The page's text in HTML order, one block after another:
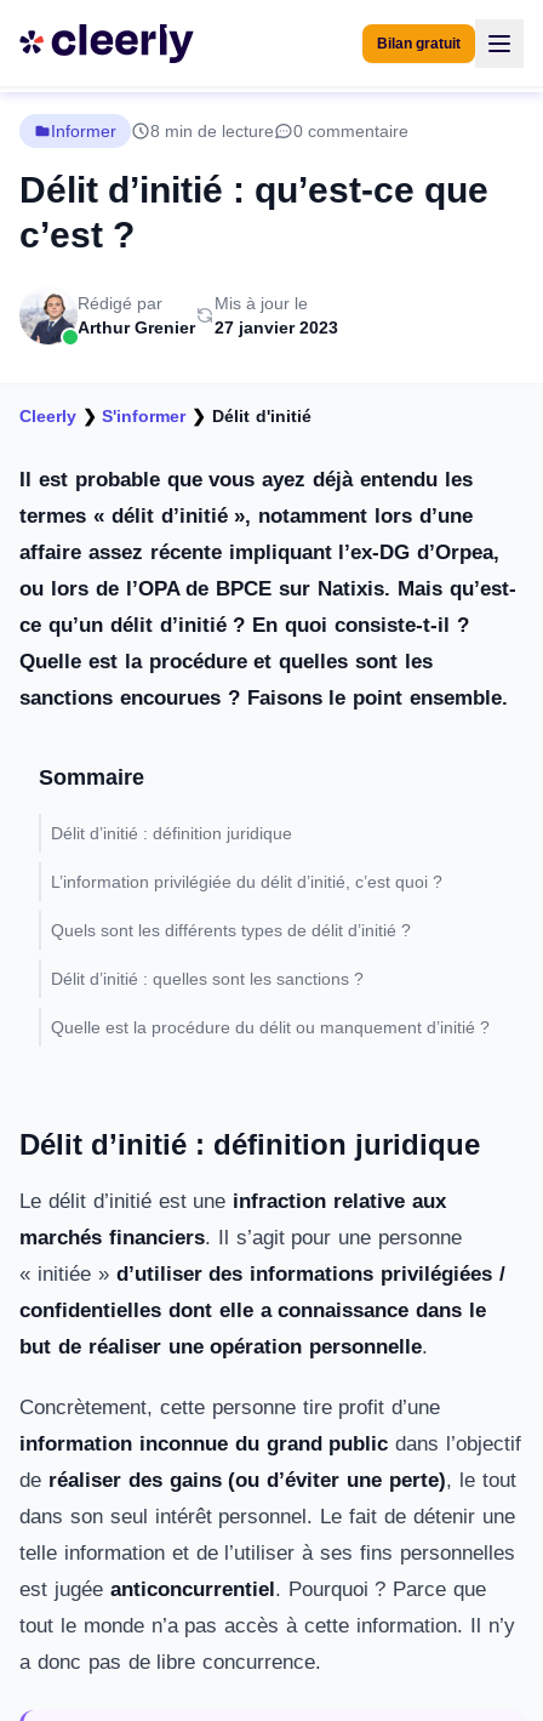
Bilan gratuit
Informer 8 min de lecture 0 commentaire
Délit d’initié : qu’est-ce que
c’est ?
Rédigé par
Arthur Grenier
Mis à jour le
27 janvier 2023
Cleerly ❯S'informer❯ Délit d'initié
Il est probable que vous ayez déjà entendu les
termes « délit d’initié », notamment lors d’une
affaire assez récente impliquant l’ex-DG d’Orpea,
ou lors de l’OPA de BPCE sur Natixis. Mais qu’est-
ce qu’un délit d’initié ? En quoi consiste-t-il ?
Quelle est la procédure et quelles sont les
sanctions encourues ? Faisons le point ensemble.
Sommaire
Délit d’initié : définition juridique
L’information privilégiée du délit d’initié, c’est quoi ?
Quels sont les différents types de délit d’initié ?
Délit d’initié : quelles sont les sanctions ?
Quelle est la procédure du délit ou manquement d’initié ?
Délit d’initié : définition juridique
Le délit d’initié est une infraction relative aux
marchés financiers. Il s’agit pour une personne
« initiée » d’utiliser des informations privilégiées /
confidentielles dont elle a connaissance dans le
but de réaliser une opération personnelle.
Concrètement, cette personne tire profit d’une
information inconnue du grand public dans l’objectif
de réaliser des gains (ou d’éviter une perte), le tout
dans son seul intérêt personnel. Le fait de détenir une
telle information et de l’utiliser à ses fins personnelles
est jugée anticoncurrentiel. Pourquoi ? Parce que
tout le monde n’a pas accès à cette information. Il n’y
a donc pas de libre concurrence.